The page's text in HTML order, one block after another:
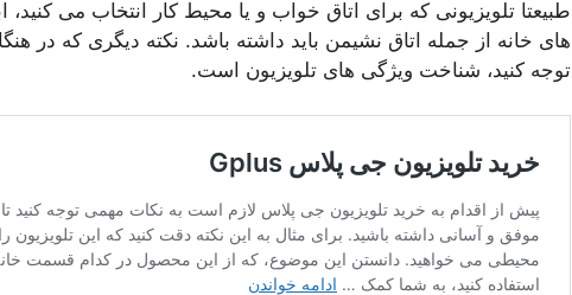
طبیعتا تلویزیونی که برای اتاق خواب و یا محیط کار انتخاب می
های خانه از جمله اتاق نشیمن باید داشته باشد. نکته دیگری که در
توجه کنید، شناخت ویژگی های تلویزیون است.